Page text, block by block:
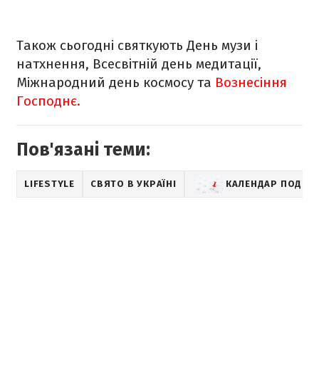
Також сьогодні святкують День музи і
натхнення, Всесвітній день медитації,
Міжнародний день космосу та Вознесіння
Господнє.
Пов'язані теми:
LIFESTYLE СВЯТО В УКРАЇНІ КАЛЕНДАР ПОДІЙ